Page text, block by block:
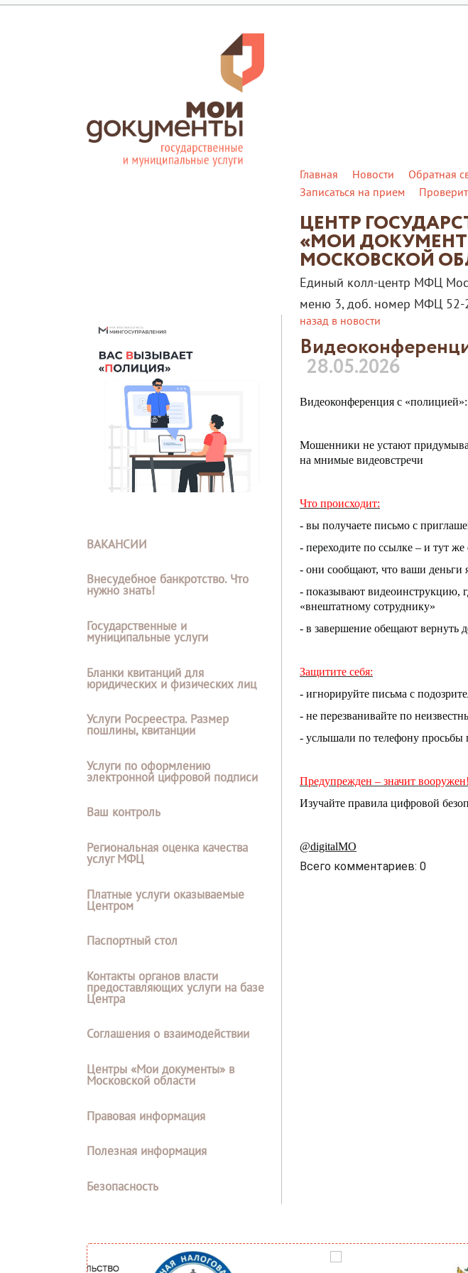
Главная Новости Обратная
Записаться на прием
ЦЕНТР
«МОИ
МОСКОВСКОЙ
Единый колл-центр МФЦ
меню 3, доб. номер МФЦ 52-
ВАКАНСИИ
Внесудебное банкротство. Что
нужно знать!
Государственные и
муниципальные услуги
Бланки квитанций для
юридических и физических лиц
Услуги Росреестра. Размер
пошлины, квитанции
Услуги по оформлению
электронной цифровой подписи
Ваш контроль
Региональная оценка качества
услуг МФЦ
Платные услуги оказываемые
Центром
Паспортный стол
Контакты органов власти
предоставляющих услуги на базе
Центра
Соглашения о взаимодействии
Центры «Мои документы» в
Московской области
Правовая информация
Полезная информация
Безопасность
назад в новости
28.05.2026
Видеоконференция с
Мошенники не устают
на мнимые видеовстречи
Что происходит:
- вы получаете письмо с
- переходите по ссылке – и тут
- они сообщают, что ваши деньги
- показывают видеоинструкцию,
«внештатному сотруднику»
- в завершение обещают вернуть
Защитите себя:
- игнорируйте письма с
- не перезванивайте по
- услышали по телефону просьбы
Предупрежден – значит вооружен!
Изучайте правила цифровой
@digitalMO
Всего комментариев: 0